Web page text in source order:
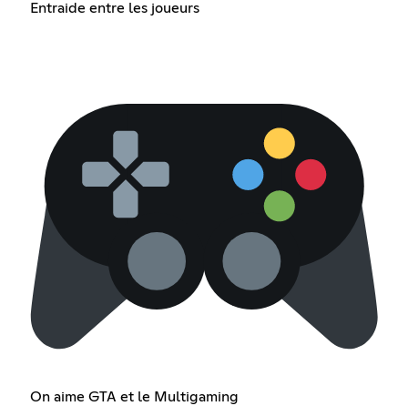
Entraide entre les joueurs
On aime GTA et le Multigaming